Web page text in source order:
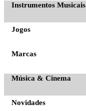
Instrumentos Musicais
Jogos
Marcas
Música & Cinema
Novidades